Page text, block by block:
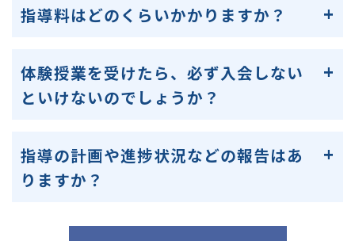
指導料はどのくらいかかりますか？
体験授業を受けたら、必ず入会しない
といけないのでしょうか？
指導の計画や進捗状況などの報告はあ
りますか？